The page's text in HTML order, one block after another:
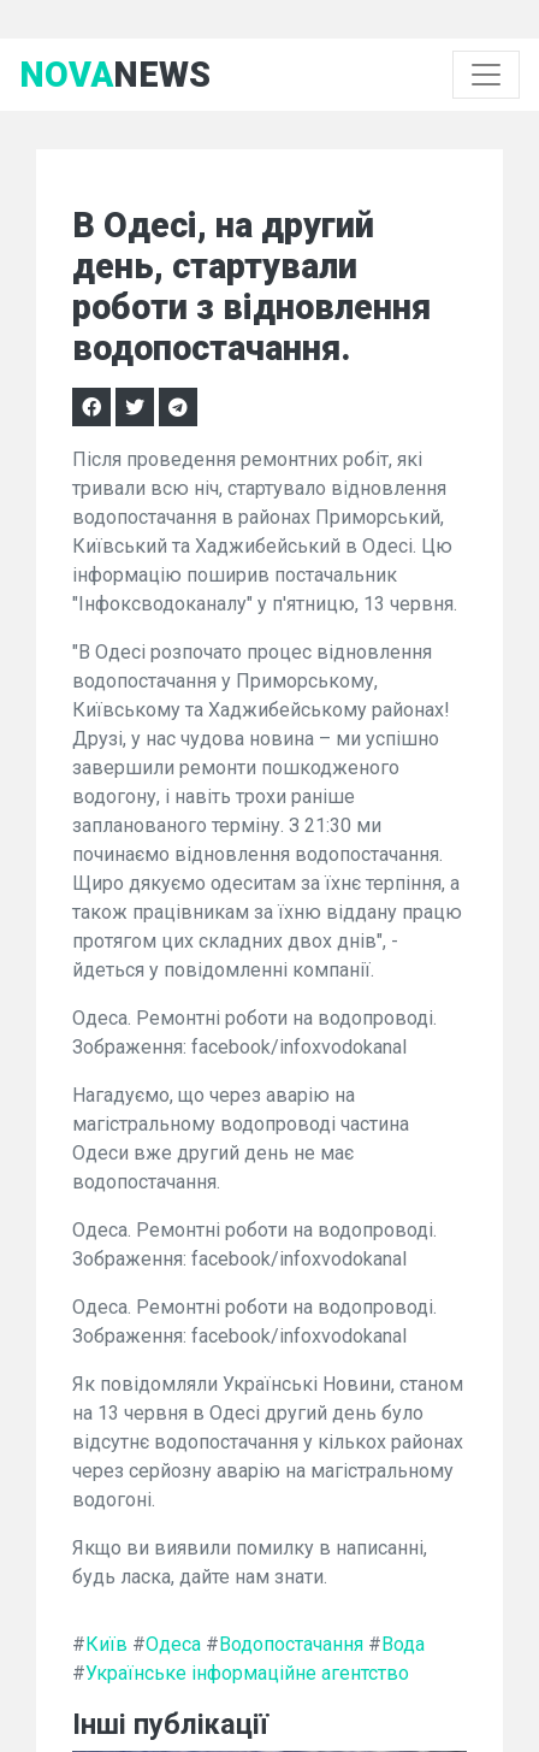
NOVANEWS
В Одесі, на другий
день, стартували
роботи з відновлення
водопостачання.
Після проведення ремонтних робіт, які
тривали всю ніч, стартувало відновлення
водопостачання в районах Приморський,
Київський та Хаджибейський в Одесі. Цю
інформацію поширив постачальник
"Інфоксводоканалу" у п'ятницю, 13 червня.
"В Одесі розпочато процес відновлення
водопостачання у Приморському,
Київському та Хаджибейському районах!
Друзі, у нас чудова новина – ми успішно
завершили ремонти пошкодженого
водогону, і навіть трохи раніше
запланованого терміну. З 21:30 ми
починаємо відновлення водопостачання.
Щиро дякуємо одеситам за їхнє терпіння, а
також працівникам за їхню віддану працю
протягом цих складних двох днів", -
йдеться у повідомленні компанії.
Одеса. Ремонтні роботи на водопроводі.
Зображення: facebook/infoxvodokanal
Нагадуємо, що через аварію на
магістральному водопроводі частина
Одеси вже другий день не має
водопостачання.
Одеса. Ремонтні роботи на водопроводі.
Зображення: facebook/infoxvodokanal
Одеса. Ремонтні роботи на водопроводі.
Зображення: facebook/infoxvodokanal
Як повідомляли Українські Новини, станом
на 13 червня в Одесі другий день було
відсутнє водопостачання у кількох районах
через серйозну аварію на магістральному
водогоні.
Якщо ви виявили помилку в написанні,
будь ласка, дайте нам знати.
#Київ #Одеса #Водопостачання #Вода
#Українське інформаційне агентство
Інші публікації